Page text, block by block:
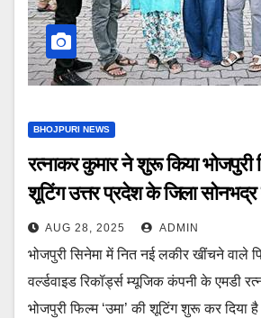
BHOJPURI NEWS
रत्नाकर कुमार ने शुरू किया भोजपुरी
शूटिंग उत्तर प्रदेश के जिला सोनभद्र
AUG 28, 2025 ADMIN
भोजपुरी सिनेमा में नित नई लकीर खींचने वाले
वर्ल्डवाइड रिकॉर्ड्स म्यूजिक कंपनी के एमडी
भोजपुरी फिल्म ‘उमा’ की शूटिंग शुरू कर दिया